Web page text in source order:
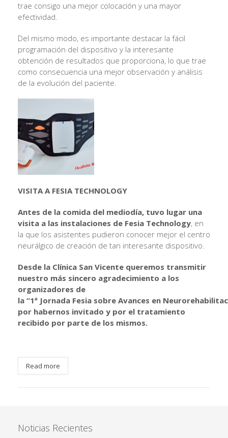
trae consigo una mejor colocación y una mayor
efectividad.
Del mismo modo, es importante destacar la fácil
programación del dispositivo y la interesante
obtención de resultados que proporciona, lo que trae
como consecuencia una mejor observación y análisis
de la evolución del paciente.
VISITA A FESIA TECHNOLOGY
Antes de la comida del mediodía, tuvo lugar una
visita a las instalaciones de Fesia Technology, en
la que los asistentes pudieron conocer mejor el centro
neurálgico de creación de tan interesante dispositivo.
Desde la Clínica San Vicente queremos transmitir
nuestro más sincero agradecimiento a los
organizadores de
la “1ª Jornada Fesia sobre Avances en
por habernos invitado y por el tratamiento
recibido por parte de los mismos.
Read more
Noticias Recientes